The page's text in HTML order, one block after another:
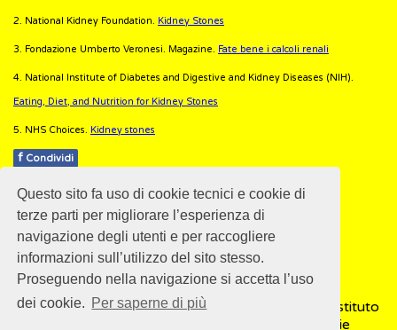
Questo sito fa uso di cookie tecnici e cookie di
terze parti per migliorare l’esperienza di
navigazione degli utenti e per raccogliere
informazioni sull’utilizzo del sito stesso.
Proseguendo nella navigazione si accetta l’uso
dei cookie. Per saperne di più
2. National Kidney Foundation. Kidney Stones
3. Fondazione Umberto Veronesi. Magazine. Fate bene i calcoli renali
4. National Institute of Diabetes and Digestive and Kidney Diseases (NIH).
Eating, Diet, and Nutrition for Kidney Stones
5. NHS Choices. Kidney stones
f Condividi
Pubblicato: 14 Marzo 2018
© 2018ISSalute - Sito sviluppato e gestito dall’Istituto
Cookie